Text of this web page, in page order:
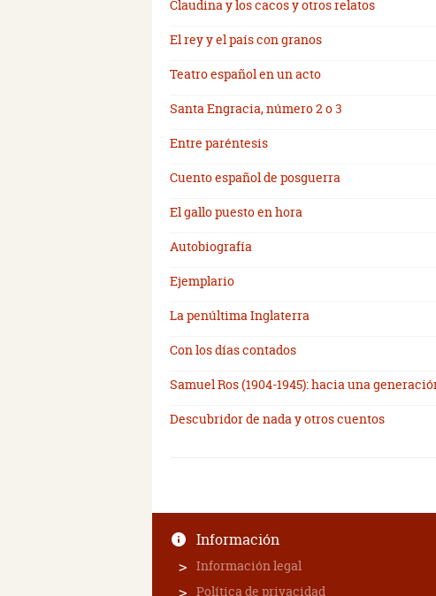
Claudina y los cacos y otros relatos
El rey y el país con granos
Teatro español en un acto
Santa Engracia, número 2 o 3
Entre paréntesis
Cuento español de posguerra
El gallo puesto en hora
Autobiografía
Ejemplario
La penúltima Inglaterra
Con los días contados
Samuel Ros (1904-1945): hacia una
Descubridor de nada y otros cuentos
Información
Información legal
Política de privacidad